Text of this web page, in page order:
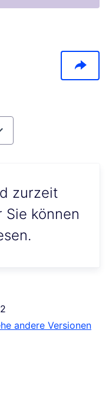
zurzeit
können
andere Versionen